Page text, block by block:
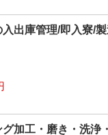
入出庫管理/即入寮/
加工・磨き・洗浄